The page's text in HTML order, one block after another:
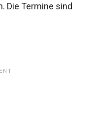
Die Termine sind